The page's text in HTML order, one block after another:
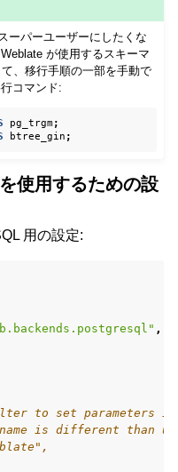
ーパーユーザーにしたくな
が使用するスキーマ
、移行手順の一部を手動で
コマンド:
pg_trgm;
btree_gin ;
使用するための設
用の設定:
,
to set parameters in
is different than